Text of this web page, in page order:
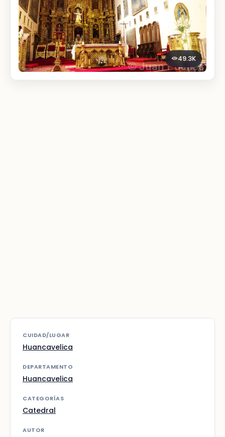
49.3K
CUIDAD/LUGAR
Huancavelica
DEPARTAMENTO
Huancavelica
CATEGORÍAS
Catedral
AUTOR